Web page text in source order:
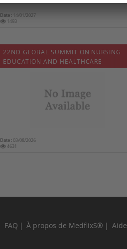
Date : 14/01/2027
1493
22ND GLOBAL SUMMIT ON NURSING
EDUCATION AND HEALTHCARE
Date :03/08/2026
4631
FAQ À propos de MedflixS® Aide